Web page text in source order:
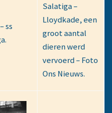
ss
Salatiga –
Lloydkade, een
groot aantal
dieren werd
vervoerd – Foto
Ons Nieuws.